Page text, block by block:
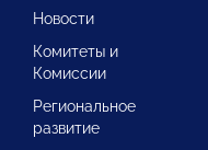
Новости
Комитеты и
Комиссии
Региональное
развитие